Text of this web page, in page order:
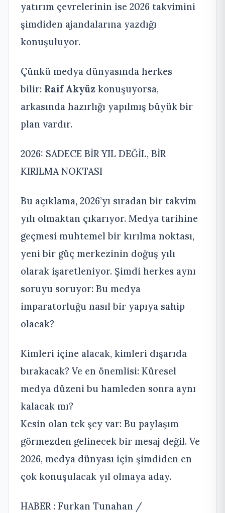
yatırım çevrelerinin ise 2026 takvimini
şimdiden ajandalarına yazdığı
konuşuluyor.
Çünkü medya dünyasında herkes
bilir: Raif Akyüz konuşuyorsa,
arkasında hazırlığı yapılmış büyük bir
plan vardır.
2026: SADECE BİR YIL DEĞİL, BİR
KIRILMA NOKTASI
Bu açıklama, 2026’yı sıradan bir takvim
yılı olmaktan çıkarıyor. Medya tarihine
geçmesi muhtemel bir kırılma noktası,
yeni bir güç merkezinin doğuş yılı
olarak işaretleniyor. Şimdi herkes aynı
soruyu soruyor: Bu medya
imparatorluğu nasıl bir yapıya sahip
olacak?
Kimleri içine alacak, kimleri dışarıda
bırakacak? Ve en önemlisi: Küresel
medya düzeni bu hamleden sonra aynı
kalacak mı?
Kesin olan tek şey var: Bu paylaşım
görmezden gelinecek bir mesaj değil. Ve
2026, medya dünyası için şimdiden en
çok konuşulacak yıl olmaya aday.
HABER : Furkan Tunahan /